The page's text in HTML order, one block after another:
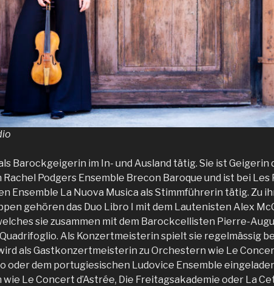
Barockgeigerin im In- und Ausland tätig. Sie ist Geigerin
Podgers Ensemble Brecon Baroque und ist bei Les
Ensemble La Nuova Musica als Stimmführerin tätig. Zu
gehören das Duo Libro I mit dem Lautenisten Alex
sie zusammen mit dem Barockcellisten Pierre-
Als Konzertmeisterin spielt sie regelmässig
als Gastkonzertmeisterin zu Orchestern wie Le
oder dem portugiesischen Ludovice Ensemble
Le Concert d’Astrée, Die Freitagsakademie oder La